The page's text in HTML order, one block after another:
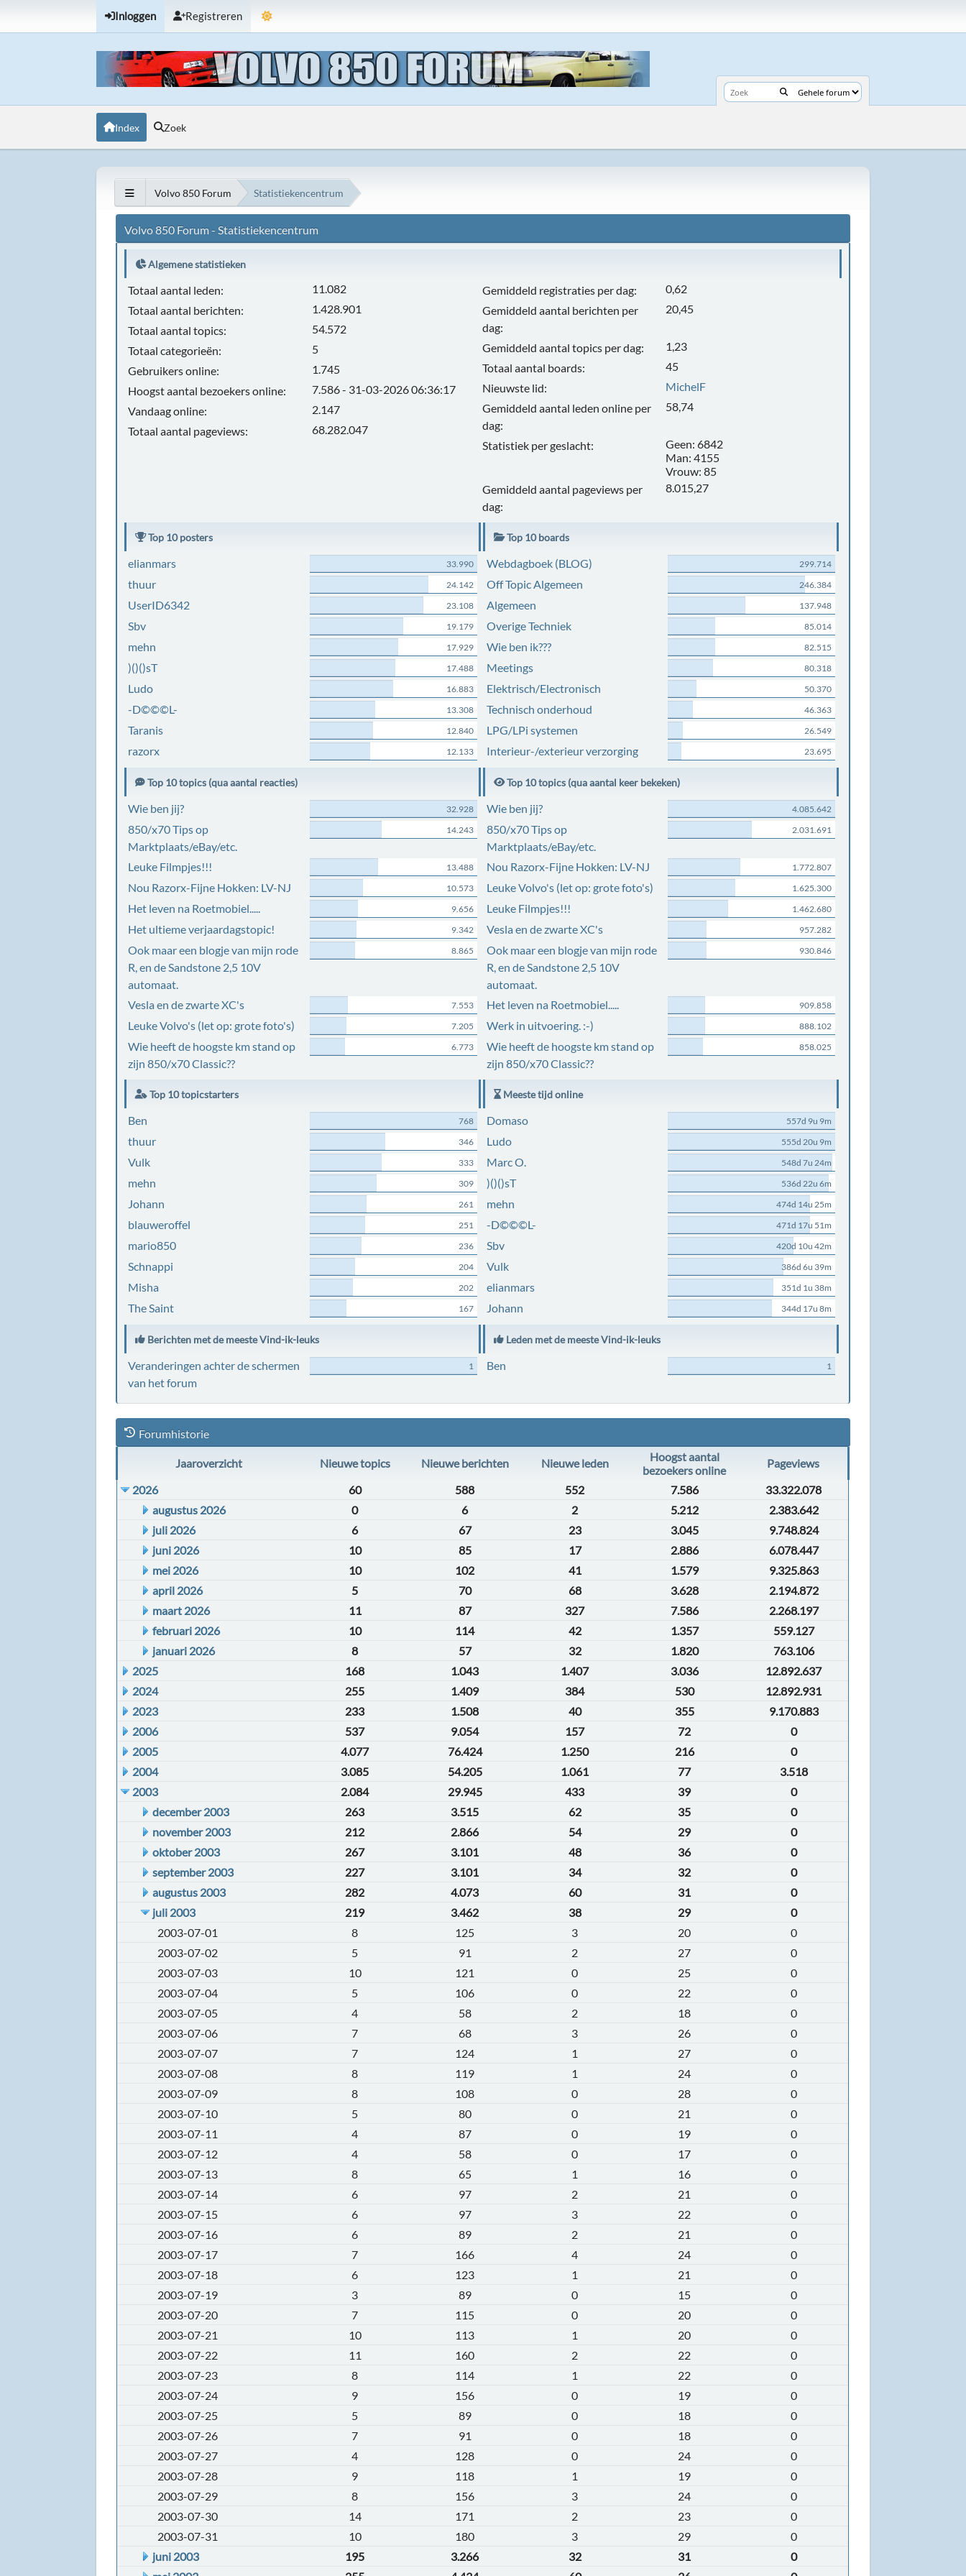
Inloggen Registreren
Index Zoek
Volvo 850 Forum Statistiekencentrum
Volvo 850 Forum - Statistiekencentrum
Algemene statistieken
Totaal aantal leden:
11.082
Totaal aantal berichten:
1.428.901
Totaal aantal topics:
54.572
Totaal categorieën:
5
Gebruikers online:
1.745
Hoogst aantal bezoekers online:
7.586 - 31-03-2026 06:36:17
Vandaag online:
2.147
Totaal aantal pageviews:
68.282.047
Gemiddeld registraties per dag:
0,62
Gemiddeld aantal berichten per
dag:
20,45
Gemiddeld aantal topics per dag:
1,23
Totaal aantal boards:
45
Nieuwste lid:
MichelF
Gemiddeld aantal leden online per
dag:
58,74
Statistiek per geslacht:
Geen: 6842
Man: 4155
Vrouw: 85
Gemiddeld aantal pageviews per
dag:
8.015,27
Top 10 posters
elianmars 33.990
thuur 24.142
UserID6342 23.108
Sbv 19.179
mehn 17.929
)()()sT 17.488
Ludo 16.883
-D©©©L- 13.308
Taranis 12.840
razorx 12.133
Top 10 boards
Webdagboek (BLOG) 299.714
Off Topic Algemeen 246.384
Algemeen 137.948
Overige Techniek 85.014
Wie ben ik??? 82.515
Meetings 80.318
Elektrisch/Electronisch 50.370
Technisch onderhoud 46.363
LPG/LPi systemen 26.549
Interieur-/exterieur verzorging 23.695
Top 10 topics (qua aantal reacties)
Wie ben jij? 32.928
850/x70 Tips op
Marktplaats/eBay/etc.
14.243
Leuke Filmpjes!!! 13.488
Nou Razorx-Fijne Hokken: LV-NJ 10.573
Het leven na Roetmobiel..... 9.656
Het ultieme verjaardagstopic! 9.342
Ook maar een blogje van mijn rode
R, en de Sandstone 2,5 10V
automaat.
8.865
Vesla en de zwarte XC's 7.553
Leuke Volvo's (let op: grote foto's) 7.205
Wie heeft de hoogste km stand op
zijn 850/x70 Classic??
6.773
Top 10 topics (qua aantal keer bekeken)
Wie ben jij? 4.085.642
850/x70 Tips op
Marktplaats/eBay/etc.
2.031.691
Nou Razorx-Fijne Hokken: LV-NJ 1.772.807
Leuke Volvo's (let op: grote foto's) 1.625.300
Leuke Filmpjes!!! 1.462.680
Vesla en de zwarte XC's 957.282
Ook maar een blogje van mijn rode
R, en de Sandstone 2,5 10V
automaat.
930.846
Het leven na Roetmobiel..... 909.858
Werk in uitvoering. :-) 888.102
Wie heeft de hoogste km stand op
zijn 850/x70 Classic??
858.025
Top 10 topicstarters
Ben 768
thuur 346
Vulk 333
mehn 309
Johann 261
blauweroffel 251
mario850 236
Schnappi 204
Misha 202
The Saint 167
Meeste tijd online
Domaso 557d 9u 9m
Ludo 555d 20u 9m
Marc O. 548d 7u 24m
)()()sT 536d 22u 6m
mehn 474d 14u 25m
-D©©©L- 471d 17u 51m
Sbv 420d 10u 42m
Vulk 386d 6u 39m
elianmars 351d 1u 38m
Johann 344d 17u 8m
Berichten met de meeste Vind-ik-leuks
Veranderingen achter de schermen
van het forum
1
Leden met de meeste Vind-ik-leuks
Ben 1
Forumhistorie
Jaaroverzicht Nieuwe topics Nieuwe berichten Nieuwe leden
Hoogst aantal
bezoekers online
Pageviews
2026
60 588 552 7.586
33.322.078
augustus 2026
0 6 2 5.212
2.383.642
juli 2026
6 67 23 3.045
9.748.824
juni 2026
10 85 17 2.886
6.078.447
mei 2026
10 102 41 1.579
9.325.863
april 2026
5 70 68 3.628
2.194.872
maart 2026
11 87 327 7.586
2.268.197
februari 2026
10 114 42 1.357
559.127
januari 2026
8 57 32 1.820
763.106
2025
168 1.043 1.407 3.036
12.892.637
2024
255 1.409 384 530
12.892.931
2023
233 1.508 40 355
9.170.883
2006
537 9.054 157 72
0
2005
4.077 76.424 1.250 216
0
2004
3.085 54.205 1.061 77
3.518
2003
2.084 29.945 433 39
0
december 2003
263 3.515 62 35
0
november 2003
212 2.866 54 29
0
oktober 2003
267 3.101 48 36
0
september 2003
227 3.101 34 32
0
augustus 2003
282 4.073 60 31
0
juli 2003
219 3.462 38 29
0
2003-07-01
8 125 3 20
0
2003-07-02
5 91 2 27
0
2003-07-03
10 121 0 25
0
2003-07-04
5 106 0 22
0
2003-07-05
4 58 2 18
0
2003-07-06
7 68 3 26
0
2003-07-07
7 124 1 27
0
2003-07-08
8 119 1 24
0
2003-07-09
8 108 0 28
0
2003-07-10
5 80 0 21
0
2003-07-11
4 87 0 19
0
2003-07-12
4 58 0 17
0
2003-07-13
8 65 1 16
0
2003-07-14
6 97 2 21
0
2003-07-15
6 97 3 22
0
2003-07-16
6 89 2 21
0
2003-07-17
7 166 4 24
0
2003-07-18
6 123 1 21
0
2003-07-19
3 89 0 15
0
2003-07-20
7 115 0 20
0
2003-07-21
10 113 1 20
0
2003-07-22
11 160 2 22
0
2003-07-23
8 114 1 22
0
2003-07-24
9 156 0 19
0
2003-07-25
5 89 0 18
0
2003-07-26
7 91 0 18
0
2003-07-27
4 128 0 24
0
2003-07-28
9 118 1 19
0
2003-07-29
8 156 3 24
0
2003-07-30
14 171 2 23
0
2003-07-31
10 180 3 29
0
juni 2003
195 3.266 32 31
0